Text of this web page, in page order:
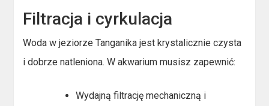
Filtracja i cyrkulacja
Woda w jeziorze Tanganika jest krystalicznie czysta
i dobrze natleniona. W akwarium musisz zapewnić:
Wydajną filtrację mechaniczną i